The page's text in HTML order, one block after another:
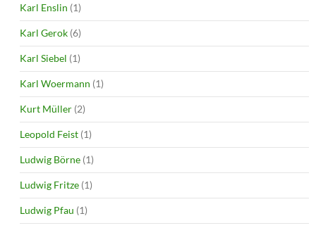
Karl Enslin (1)
Karl Gerok (6)
Karl Siebel (1)
Karl Woermann (1)
Kurt Müller (2)
Leopold Feist (1)
Ludwig Börne (1)
Ludwig Fritze (1)
Ludwig Pfau (1)